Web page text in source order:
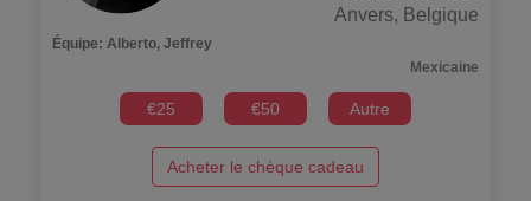
Anvers, Belgique
Équipe: Alberto, Jeffrey
Mexicaine
€25 €50 Autre
Acheter le chèque cadeau